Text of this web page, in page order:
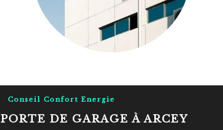
Conseil Confort Energie
PORTE DE GARAGE À ARCEY